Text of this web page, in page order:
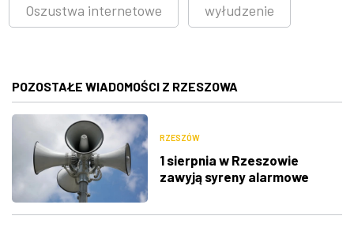
Oszustwa internetowe wyłudzenie
POZOSTAŁE WIADOMOŚCI Z RZESZOWA
RZESZÓW
1 sierpnia w Rzeszowie
zawyją syreny alarmowe